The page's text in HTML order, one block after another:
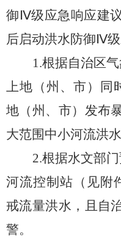
御 Ⅳ级应急响应建
后启动洪水防御 Ⅳ级
1.根据自治区
上地（州、市） 同
地（州、市） 发布
大范围中小河流洪水
2.根据水文部门
河流控制站 （见附
戒流量洪水 ， 且 自
警。